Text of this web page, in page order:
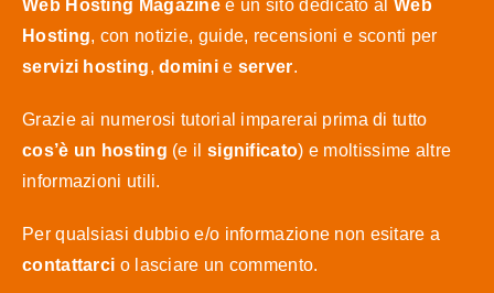
Web Hosting Magazine è un sito dedicato al Web
Hosting, con notizie, guide, recensioni e sconti per
servizi hosting,dominie server.
Grazie ai numerosi tutorial imparerai prima di tutto
cos’è un hosting (e il significato) e moltissime altre
informazioni utili.
Per qualsiasi dubbio e/o informazione non esitare a
contattarci o lasciare un commento.